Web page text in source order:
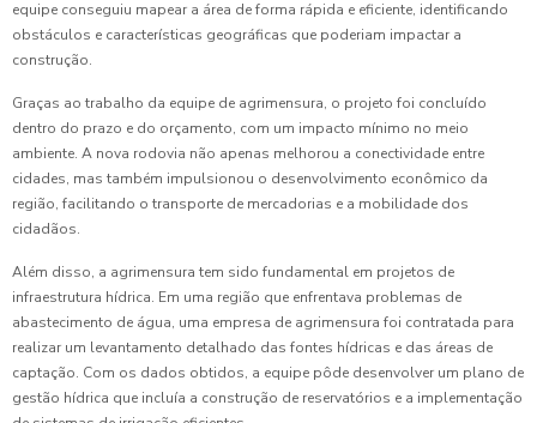
equipe conseguiu mapear a área de forma rápida e eficiente, identificando
obstáculos e características geográficas que poderiam impactar a
construção.
Graças ao trabalho da equipe de agrimensura, o projeto foi concluído
dentro do prazo e do orçamento, com um impacto mínimo no meio
ambiente. A nova rodovia não apenas melhorou a conectividade entre
cidades, mas também impulsionou o desenvolvimento econômico da
região, facilitando o transporte de mercadorias e a mobilidade dos
cidadãos.
Além disso, a agrimensura tem sido fundamental em projetos de
infraestrutura hídrica. Em uma região que enfrentava problemas de
abastecimento de água, uma empresa de agrimensura foi contratada para
realizar um levantamento detalhado das fontes hídricas e das áreas de
captação. Com os dados obtidos, a equipe pôde desenvolver um plano de
gestão hídrica que incluía a construção de reservatórios e a implementação